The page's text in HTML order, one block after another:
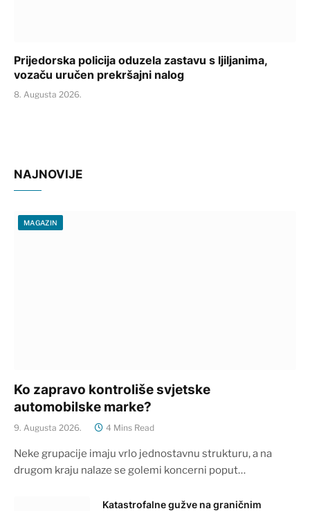
Prijedorska policija oduzela zastavu s ljiljanima,
vozaču uručen prekršajni nalog
8. Augusta 2026.
NAJNOVIJE
MAGAZIN
Ko zapravo kontroliše svjetske
automobilske marke?
9. Augusta 2026. 4 Mins Read
Neke grupacije imaju vrlo jednostavnu strukturu, a na
drugom kraju nalaze se golemi koncerni poput…
Katastrofalne gužve na graničnim